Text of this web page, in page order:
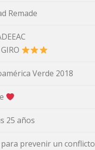
Remade
Verde 2018
25 años
prevenir un conflicto